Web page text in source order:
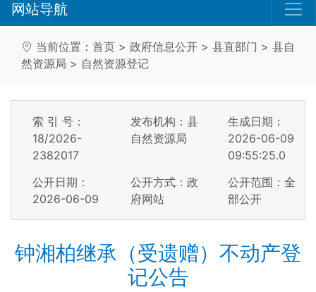
网站导航
当前位置： 首页 > 政府信息公开 > 县直部门 > 县自
然资源局 > 自然资源登记
索 引 号：
18/2026-
2382017
发布机构：县
自然资源局
生成日期：
2026-06-09
09:55:25.0
公开日期：
2026-06-09
公开方式：政
府网站
公开范围：全
部公开
钟湘柏继承（受遗赠）不动产登
记公告